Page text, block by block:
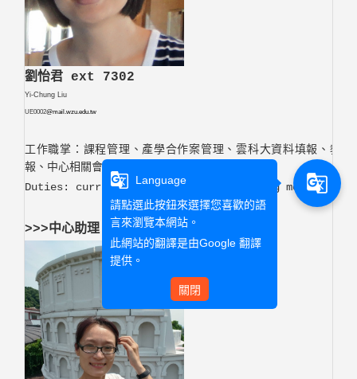
劉怡君 ext 7302
Yi-Chung Liu
UE0002@mail.wzu.edu.tw
工作職掌：課程管理、產學合作案管理、雲科大資料填報、教師
報、中心相關會議等行政事務...等。
Duties: curriculum management, arranging meetings,
>>>中心助理 Assistant
g_translate
Language
請點選此按鈕來選擇您喜歡的語
言來瀏覽本網站。
此網站的翻譯是由Google 翻譯
提供。
關閉
g_translate